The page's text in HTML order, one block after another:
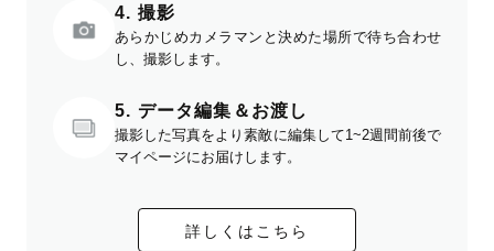
4. 撮影
あらかじめカメラマンと決めた場所で待ち合わせ
し、撮影します。
5. データ編集＆お渡し
撮影した写真をより素敵に編集して1~2週間前後で
マイページにお届けします。
詳しくはこちら